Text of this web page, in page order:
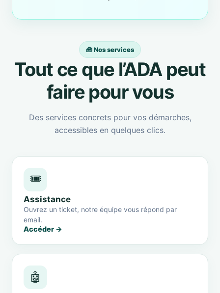
🧰 Nos services
Tout ce que l’ADA peut
faire pour vous
Des services concrets pour vos démarches,
accessibles en quelques clics.
🎟️
Assistance
Ouvrez un ticket, notre équipe vous répond par
email.
Accéder →
🤖